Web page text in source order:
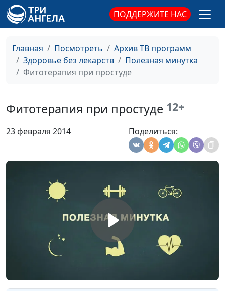
ПОДДЕРЖИТЕ НАС
Главная Посмотреть
Архив ТВ программ
Здоровье без лекарств
Полезная минутка
Фитотерапия при простуде
Фитотерапия при простуде 12+
23 февраля 2014 Поделиться:
глазури
Консерванты и
Ирина Кириченко #53
Колбаса Ирина Кириченко
Квас и квасной
Ирина Кириченко
Йогурт и
продукт
Ирина Кириченко
Ещё раз о
пластиковой
Ирина Кириченко
Детская еда,
провоцирующая
Ирина Кириченко
Антиокислители Ирина Кириченко #46